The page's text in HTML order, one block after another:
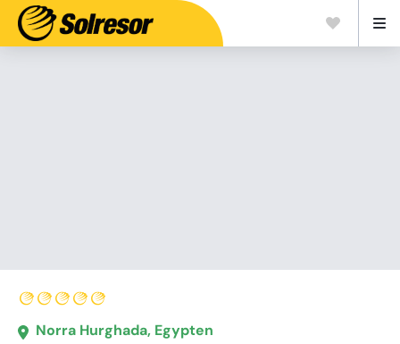
Norra Hurghada, Egypten